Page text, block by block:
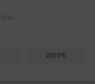
2003年